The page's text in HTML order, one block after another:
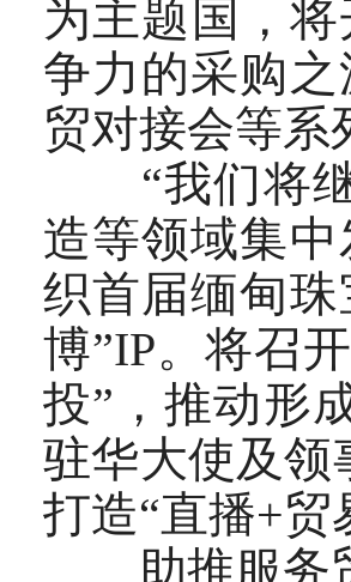
为主题国，
争力的采购
贸对接会等系
“我们将继
造等领域集
织首届缅甸
博”IP。将召
投”，推动形
驻华大使及领
打造“直播+贸
助推服务